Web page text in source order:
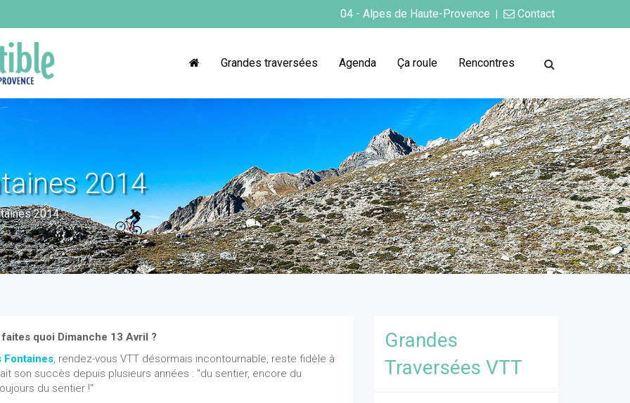
04 - Alpes de Haute-Provence Contact
Grandes traversées Agenda Ça roule Rencontres
2014
2014
faites quoi Dimanche 13 Avril ?
Fontaines, rendez-vous VTT désormais incontournable, reste fidèle à
son succès depuis plusieurs années : "du sentier, encore du
du sentier !"
Grandes
Traversées VTT